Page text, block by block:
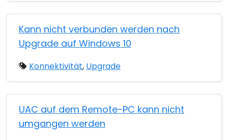
Kann nicht verbunden werden nach
Upgrade auf Windows 10
Konnektivität, Upgrade
UAC auf dem Remote-PC kann nicht
umgangen werden